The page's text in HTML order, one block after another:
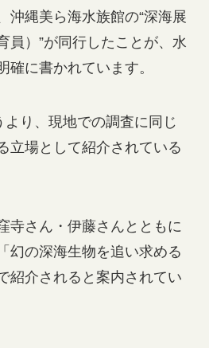
沖縄美ら海水族館の“深海展
員）”が同行したことが、水
確に書かれています。
より、現地での調査に同じ
立場として紹介されている
寺さん・伊藤さんとともに
幻の深海生物を追い求める
紹介されると案内されてい